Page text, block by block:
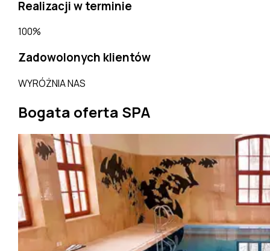
Realizacji w terminie
100%
Zadowolonych klientów
WYRÓŻNIA NAS
Bogata oferta SPA